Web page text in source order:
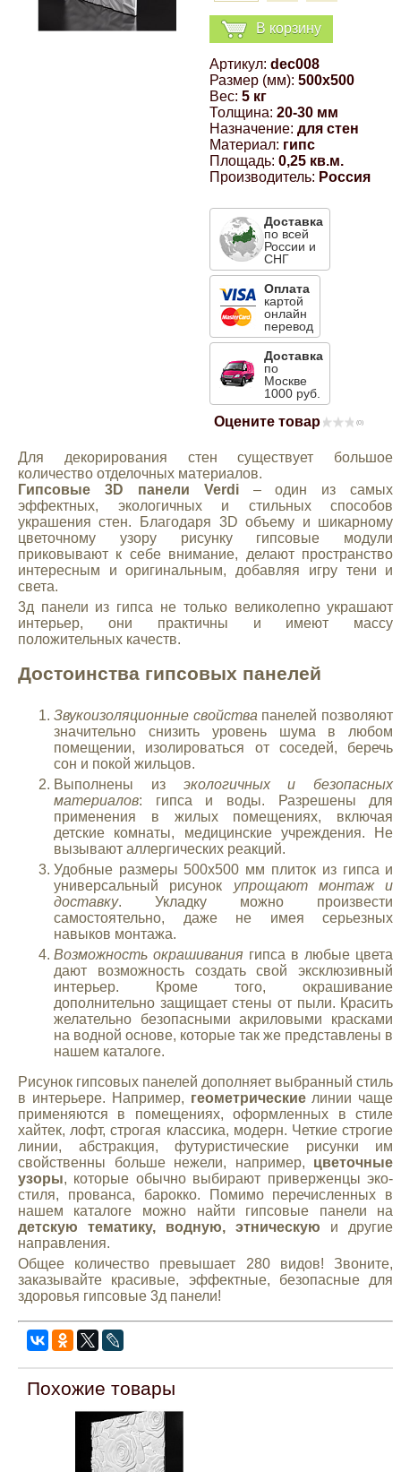
В корзину
Артикул: dec008
Размер (мм): 500x500
Вес: 5 кг
Толщина: 20-30 мм
Назначение: для стен
Материал: гипс
Площадь: 0,25 кв.м.
Производитель: Россия
Доставка
по всей
России и
СНГ
Оплата
картой
онлайн
перевод
Доставка
по
Москве
1000 руб.
Оцените товар (0)
Для декорирования стен существует большое
количество отделочных материалов.
Гипсовые 3D панели Verdi– один из самых
эффектных, экологичных и стильных способов
украшения стен. Благодаря 3D объему и шикарному
цветочному узору рисунку гипсовые модули
приковывают к себе внимание, делают пространство
интересным и оригинальным, добавляя игру тени и
света.
3д панели из гипса не только великолепно украшают
интерьер, они практичны и имеют массу
положительных качеств.
Достоинства гипсовых панелей
Звукоизоляционные свойства панелей позволяют
значительно снизить уровень шума в любом
помещении, изолироваться от соседей, беречь
сон и покой жильцов.
Выполнены из экологичных и безопасных
материалов: гипса и воды. Разрешены для
применения в жилых помещениях, включая
детские комнаты, медицинские учреждения. Не
вызывают аллергических реакций.
Удобные размеры 500х500 мм плиток из гипса и
универсальный рисунок упрощают монтаж и
доставку. Укладку можно произвести
самостоятельно, даже не имея серьезных
навыков монтажа.
Возможность окрашивания гипса в любые цвета
дают возможность создать свой эксклюзивный
интерьер. Кроме того, окрашивание
дополнительно защищает стены от пыли. Красить
желательно безопасными акриловыми красками
на водной основе, которые так же представлены в
нашем каталоге.
Рисунок гипсовых панелей дополняет выбранный стиль
в интерьере. Например, геометрическиелинии чаще
применяются в помещениях, оформленных в стиле
хайтек, лофт, строгая классика, модерн. Четкие строгие
линии, абстракция, футуристические рисунки им
свойственны больше нежели, например, цветочные
узоры, которые обычно выбирают приверженцы эко-
стиля, прованса, барокко. Помимо перечисленных в
нашем каталоге можно найти гипсовые панели на
детскую тематику, водную, этническую и другие
направления.
Общее количество превышает 280 видов! Звоните,
заказывайте красивые, эффектные, безопасные для
здоровья гипсовые 3д панели!
Похожие товары
Компрессионные фитинги Poliext
Honda
Opel
Renault
Suzuki
Toyota
Volkswagen
УАЗ
Дополнительные товары
Эмали универсальные акриловые
Магнитные панели на холодильник